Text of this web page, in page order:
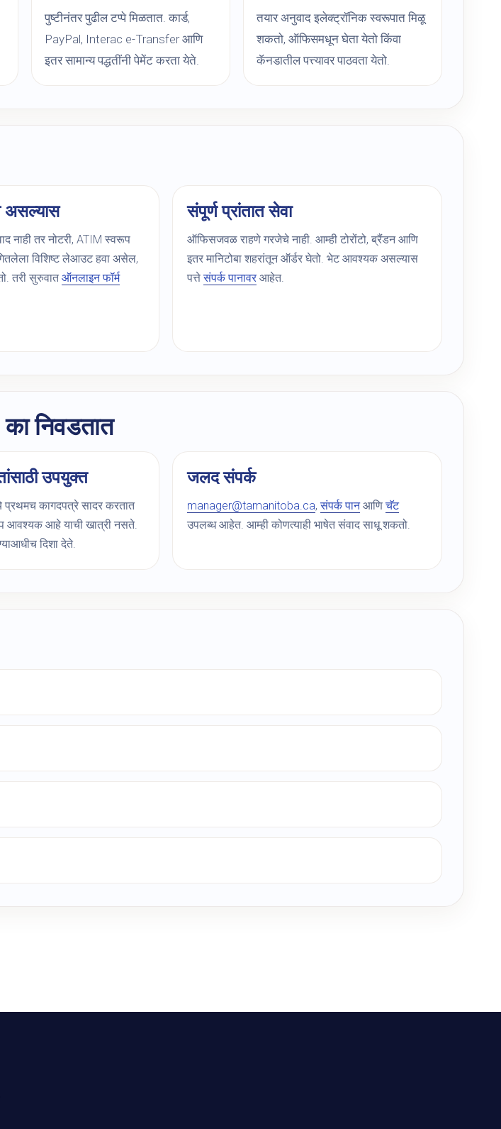
पुष्टीनंतर पुढील टप्पे मिळतात. कार्ड,
PayPal, Interac e-Transfer आणि
इतर सामान्य पद्धतींनी पेमेंट करता येते.
तयार अनुवाद इलेक्ट्रॉनिक स्वरूपात मिळू
शकतो, ऑफिसमधून घेता येतो किंवा
कॅनडातील पत्त्यावर पाठवता येतो.
असल्यास
नाही तर नोटरी, ATIM स्वरूप
विशिष्ट लेआउट हवा असेल,
तरी सुरुवातऑनलाइन फॉर्म
संपूर्ण प्रांतात सेवा
ऑफिसजवळ राहणे गरजेचे नाही. आम्ही टोरोंटो, ब्रैंडन आणि
इतर मानिटोबा शहरांतून ऑर्डर घेतो. भेट आवश्यक असल्यास
पत्तेसंपर्क पानावर आहेत.
निवडतात
उपयुक्त
कागदपत्रे सादर करतात
आहे याची खात्री नसते.
दिशा देते.
जलद संपर्क
manager@tamanitoba.ca,संपर्क पानआणिचॅट
उपलब्ध आहेत. आम्ही कोणत्याही भाषेत संवाद साधू शकतो.